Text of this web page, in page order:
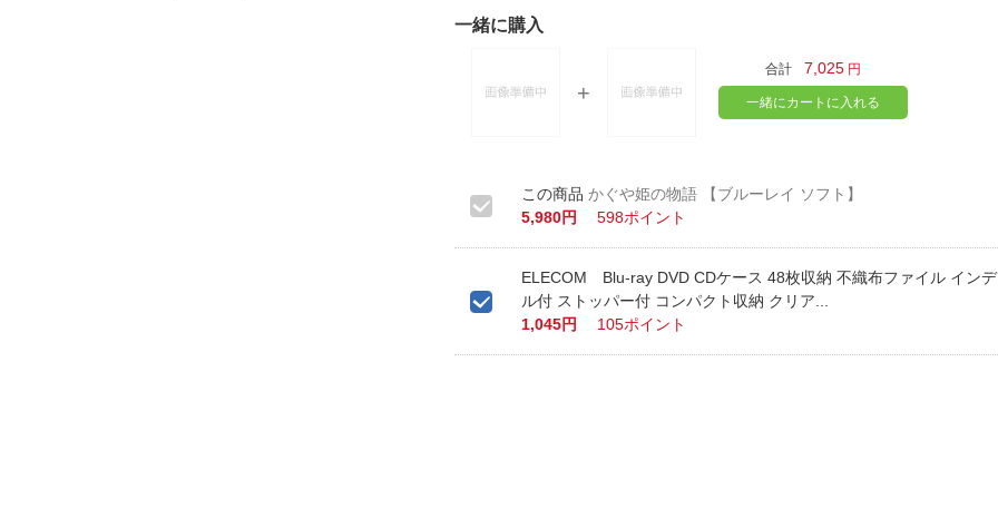
一緒に購入
合計 7,025 円
一緒にカートに入れる
かぐや姫の物語 【ブルーレイ ソフト】
5,980円
598ポイント
ELECOM Blu-ray DVD CDケース 48枚収納 不織布ファイル イン
ル付 ストッパー付 コンパクト収納 クリア...
1,045円
105ポイント